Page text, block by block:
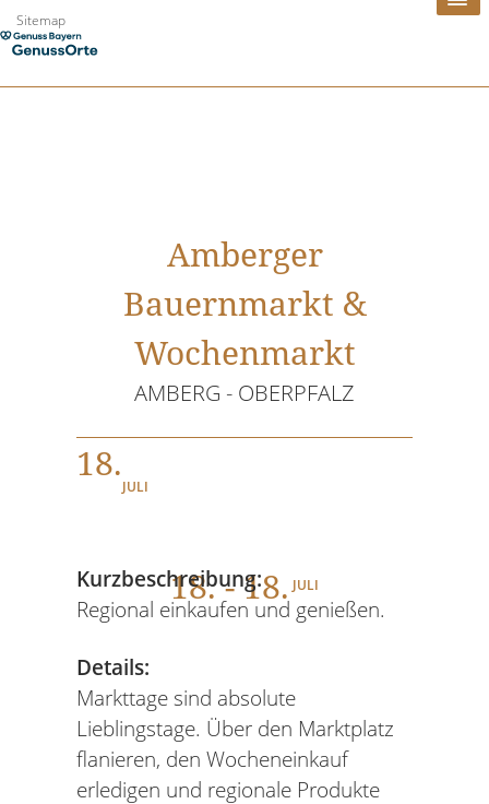
Zum
Inhalt
Sitemap
Amberger
Bauernmarkt &
Wochenmarkt
AMBERG - OBERPFALZ
18.
JULI
18. - 18. JULI
Kurzbeschreibung:
Regional einkaufen und genießen.
Details:
Markttage sind absolute
Lieblingstage. Über den Marktplatz
flanieren, den Wocheneinkauf
erledigen und regionale Produkte